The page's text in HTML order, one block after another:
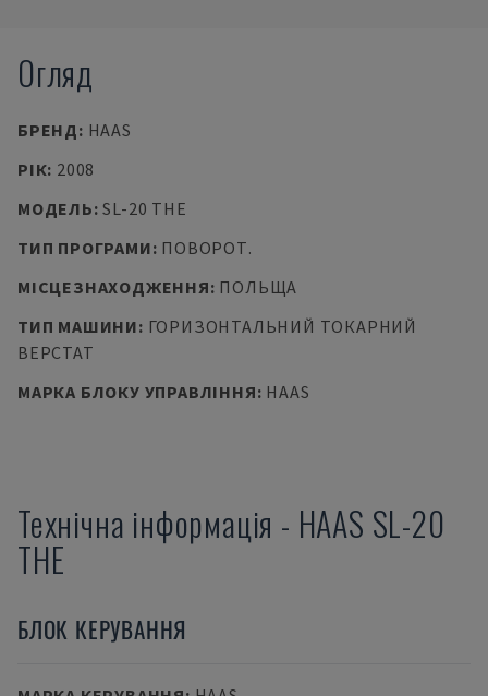
Огляд
БРЕНД: HAAS
РІК: 2008
МОДЕЛЬ:SL-20 THE
ТИП ПРОГРАМИ: ПОВОРОТ.
МІСЦЕЗНАХОДЖЕННЯ: ПОЛЬЩА
ТИП МАШИНИ: ГОРИЗОНТАЛЬНИЙ ТОКАРНИЙ
ВЕРСТАТ
МАРКА БЛОКУ УПРАВЛІННЯ: HAAS
Технічна інформація - HAAS SL-20
THE
БЛОК КЕРУВАННЯ